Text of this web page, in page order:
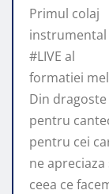
Primul colaj
instrumental
#LIVE al
formatiei
Din dragoste
pentru
pentru cei
ne apreciaza
ceea ce